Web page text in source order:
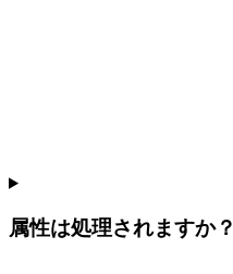
属性は処理されますか？